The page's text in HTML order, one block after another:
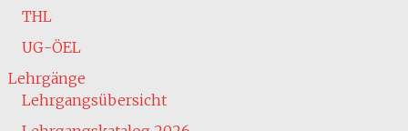
THL
UG-ÖEL
Lehrgänge
Lehrgangsübersicht